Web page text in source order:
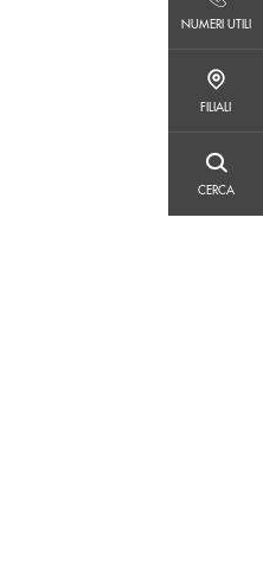
NUMERI UTILI
FILIALI
CERCA